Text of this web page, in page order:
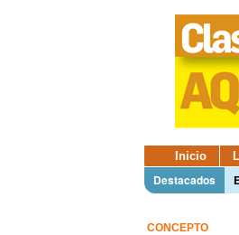
Inicio
Destacados
CONCEPTO